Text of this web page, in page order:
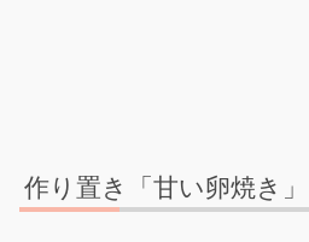
作り置き「甘い卵焼き」